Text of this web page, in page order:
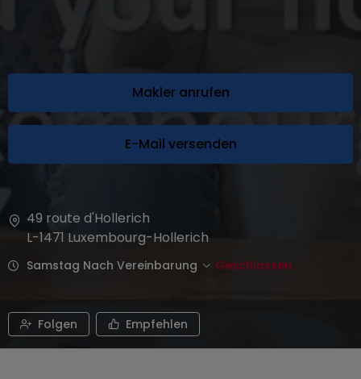
Makler anrufen
E-Mail versenden
49 route d'Hollerich
L-1471 Luxembourg-Hollerich
Samstag Nach Vereinbarung Geschlossen
Folgen Empfehlen